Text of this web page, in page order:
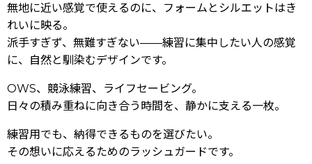
無地に近い感覚で使えるのに、フォームとシルエットはき
れいに映る。
派手すぎず、無難すぎない——練習に集中したい人の感覚
に、自然と馴染むデザインです。
OWS、競泳練習、ライフセービング。
日々の積み重ねに向き合う時間を、静かに支える一枚。
練習用でも、納得できるものを選びたい。
その想いに応えるためのラッシュガードです。